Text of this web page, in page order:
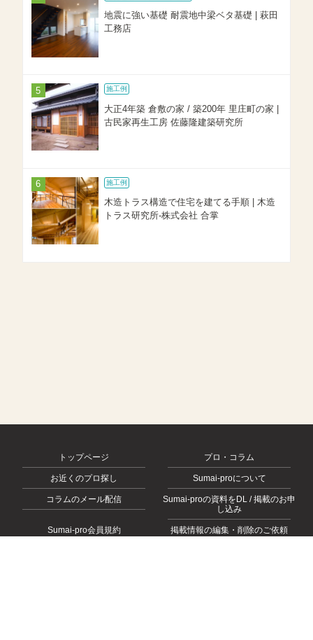
地震に強い基礎 耐震地中梁ベタ基礎 | 萩田
工務店
施工例
大正4年築 倉敷の家 / 築200年 里庄町の家 |
古民家再生工房 佐藤隆建築研究所
施工例
木造トラス構造で住宅を建てる手順 | 木造
トラス研究所-株式会社 合掌
トップページ プロ・コラム
お近くのプロ探し Sumai-proについて
コラムのメール配信
Sumai-proの資料をDL / 掲載のお申
し込み
Sumai-pro会員規約 掲載情報の編集・削除のご依頼